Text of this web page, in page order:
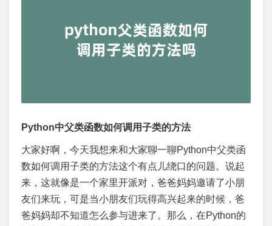
Python中父类函数如何调用子类的方法
大家好啊，今天我想来和大家聊一聊Python中父类函
数如何调用子类的方法这个有点儿绕口的问题。说起
来，这就像是一个家里开派对，爸爸妈妈邀请了小朋
友们来玩，可是当小朋友们玩得高兴起来的时候，爸
爸妈妈却不知道怎么参与进来了。那么，在Python的